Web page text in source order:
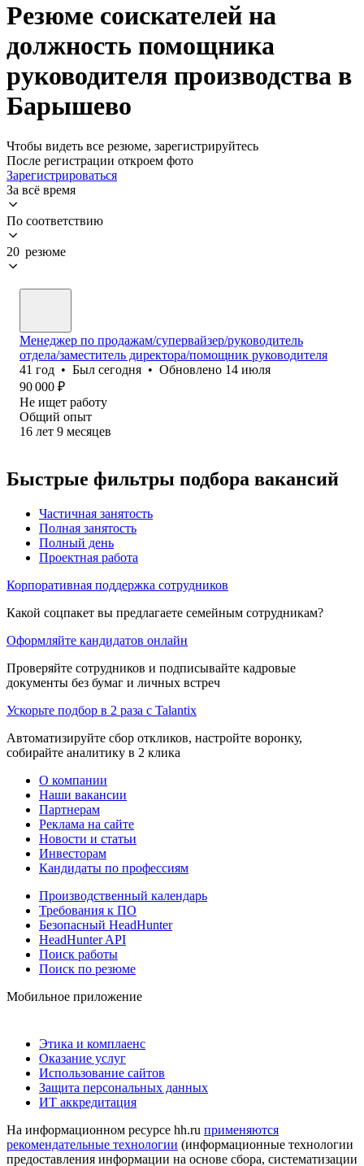
Резюме соискателей на
должность помощника
руководителя производства в
Барышево
Чтобы видеть все резюме, зарегистрируйтесь
После регистрации откроем фото
Зарегистрироваться
За всё время
По соответствию
20 резюме
Менеджер по продажам/супервайзер/руководитель
отдела/заместитель директора/помощник руководителя
41 год • Был сегодня • Обновлено 14 июля
90 000 ₽
Не ищет работу
Общий опыт
16 лет 9 месяцев
Быстрые фильтры подбора вакансий
Частичная занятость
Полная занятость
Полный день
Проектная работа
Корпоративная поддержка сотрудников
Какой соцпакет вы предлагаете семейным сотрудникам?
Оформляйте кандидатов онлайн
Проверяйте сотрудников и подписывайте кадровые
документы без бумаг и личных встреч
Ускорьте подбор в 2 раза с Talantix
Автоматизируйте сбор откликов, настройте воронку,
собирайте аналитику в 2 клика
О компании
Наши вакансии
Партнерам
Реклама на сайте
Новости и статьи
Инвесторам
Кандидаты по профессиям
Производственный календарь
Требования к ПО
Безопасный HeadHunter
HeadHunter API
Поиск работы
Поиск по резюме
Мобильное приложение
Этика и комплаенс
Оказание услуг
Использование сайтов
Защита персональных данных
ИТ аккредитация
На информационном ресурсе hh.ru применяются
рекомендательные технологии (информационные технологии
предоставления информации на основе сбора, систематизации